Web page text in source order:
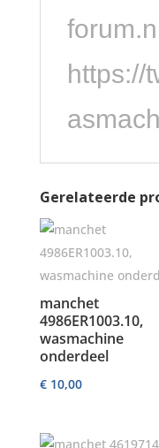
https://
Gerelateerde
manchet
4986ER1003.10,
wasmachine
onderdeel
€10,00